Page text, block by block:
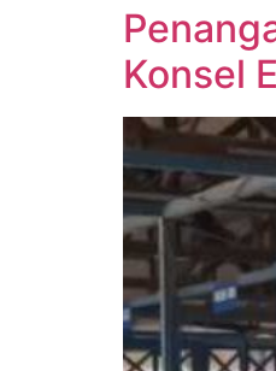
Konsel